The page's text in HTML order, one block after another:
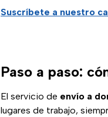
Suscríbete a nuestro
Paso a paso:
El servicio de envío a
lugares de trabajo,